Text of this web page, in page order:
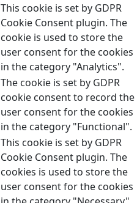
This cookie is set by GDPR
Cookie Consent plugin. The
cookie is used to store the
user consent for the cookies
in the category "Analytics".
The cookie is set by GDPR
cookie consent to record the
user consent for the cookies
in the category "Functional".
This cookie is set by GDPR
Cookie Consent plugin. The
cookies is used to store the
user consent for the cookies